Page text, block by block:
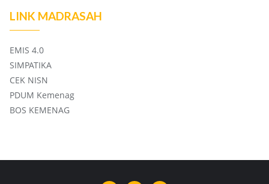
LINK MADRASAH
EMIS 4.0
SIMPATIKA
CEK NISN
PDUM Kemenag
BOS KEMENAG